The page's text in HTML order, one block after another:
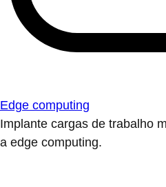
Edge computing
Implante cargas de trabalho
a edge computing.